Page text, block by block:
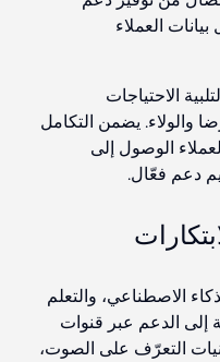
العملاء
الاحتياجات
والولاء. يضمن التكامل
الوصول إلى
دعم فعّال.
الاصطناعي، والتعلم
إلى الدعم عبر قنوات
التعرّف على الصوت،